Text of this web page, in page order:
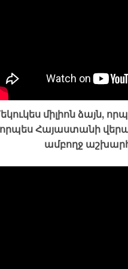
միլիոն ձայն,
Հայաստանի
ամբողջ